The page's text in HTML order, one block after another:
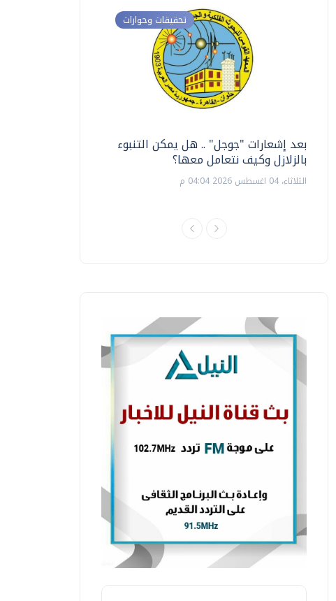
تحقيقات وحوارات
بعد إشعارات "جوجل" .. هل يمكن التنبوء
بالزلازل وكيف نتعامل معها؟
الثلاثاء، 04 اغسطس 2026 04:04 م